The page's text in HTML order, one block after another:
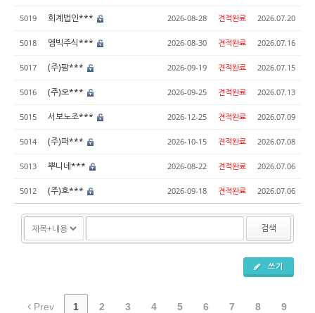
5019 회계법인*** 2026-08-28 견적완료 2026.07.20
5018 엠빅주식*** 2026-08-30 견적완료 2026.07.16
5017 (주)팜*** 2026-09-19 견적완료 2026.07.15
5016 (주)오*** 2026-09-25 견적완료 2026.07.13
5015 서보노조*** 2026-12-25 견적완료 2026.07.09
5014 (주)퍼*** 2026-10-15 견적완료 2026.07.08
5013 뿌니네*** 2026-08-22 견적완료 2026.07.06
5012 (주)호*** 2026-09-18 견적완료 2026.07.06
검색
쓰기
Prev 1 2 3 4 5 6 7 8 9